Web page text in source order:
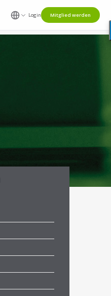
Login Mitglied werden